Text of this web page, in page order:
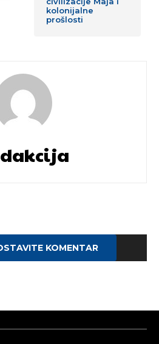
kolonijalne
prošlosti
KOMENTAR